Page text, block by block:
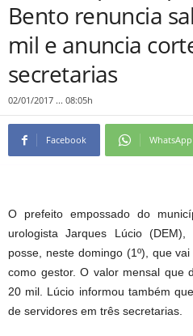
Bento renuncia
mil e anuncia
secretarias
02/01/2017 ... 08:05h
Facebook WhatsApp
O prefeito empossado do
urologista Jarques Lúcio
posse, neste domingo (1º), que
como gestor. O valor mensal que
20 mil. Lúcio informou também
de servidores em três secretarias.